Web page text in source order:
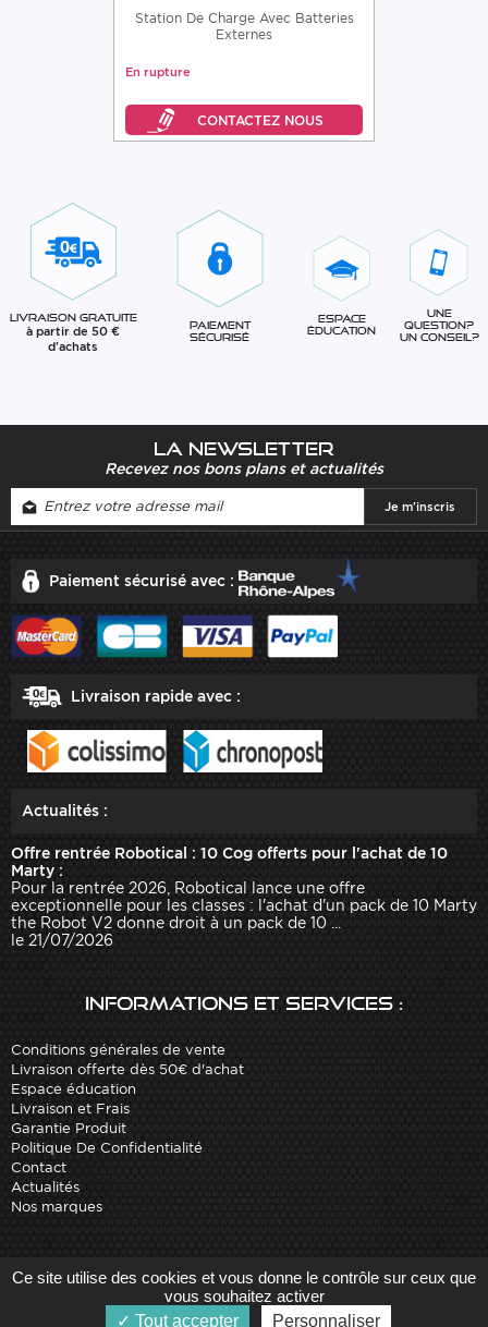
Station De Charge Avec Batteries
Externes
En rupture
Livraison gratuite
à partir de 50 €
d'achats
Paiement
sécurisé
Espace
éducation
Une
question?
Un conseil?
La newsletter
Recevez nos bons plans et actualités
Paiement sécurisé avec :
Livraison rapide avec :
Actualités :
Offre rentrée Robotical : 10 Cog offerts pour l'achat de 10
Marty :
Pour la rentrée 2026, Robotical lance une offre
exceptionnelle pour les classes : l'achat d'un pack de 10 Marty
the Robot V2 donne droit à un pack de 10 ...
le 21/07/2026
Informations et services :
Conditions générales de vente
Livraison offerte dès 50€ d'achat
Espace éducation
Livraison et Frais
Garantie Produit
Politique De Confidentialité
Contact
Actualités
Nos marques
Site réalisé par Arobases
Copyright 2010-2023 www.robot-advance.com
Ce site utilise des cookies et vous donne le contrôle sur ceux que
vous souhaitez activer
Tout accepter
Personnaliser